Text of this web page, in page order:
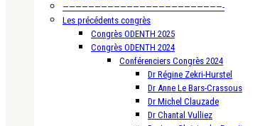
—————————————————————————-
Les précédents congrès
Congrès ODENTH 2025
Congrès ODENTH 2024
Conférenciers Congrès 2024
Dr Régine Zekri-Hurstel
Dr Anne Le Bars-Crassous
Dr Michel Clauzade
Dr Chantal Vulliez